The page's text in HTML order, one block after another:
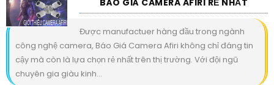
BÁO GIÁ CAMERA AFIRI RẺ NHẤT
Được manufactuer hàng đầu trong ngành
công nghệ camera, Báo Giá Camera Afiri không chỉ đáng tin
cậy mà còn là lựa chọn rẻ nhất trên thị trường. Với đội ngũ
chuyên gia giàu kinh...